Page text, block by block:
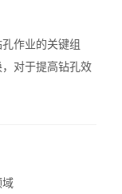
作业的关键组
对于提高钻孔效
域